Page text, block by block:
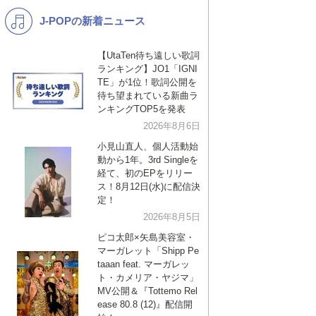
K-POP バンド
洋楽
ディズニー
J-POPの新着ニュース
【UtaTen待ち遠しい歌詞
ランキング】JO1「IGNI
TE」が1位！歌詞公開を
待ち望まれている新曲ラ
ンキングTOP5を発表
2026年8月6日
小見山直人、個人活動始
動から1年。3rd Singleを
経て、初のEPをリリー
ス！8月12日(水)に配信決
定！
2026年8月5日
ピコ太郎×矢島美容室・
マーガレット「Shipp Pe
taaan feat. マーガレッ
ト・カメリア・ヤジマ」
MV公開＆『Tottemo Rel
ease 80.8 (12)』配信開